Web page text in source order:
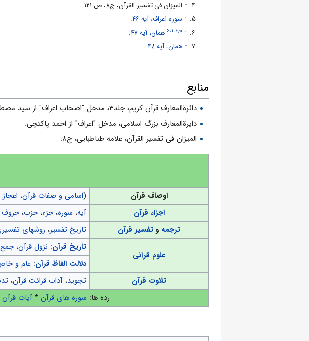
↑ المیزان فى تفسیر القرآن، ج‏۸، ص ۱۲۱
↑ سوره اعراف، آیه ۴۶.
↑۶٫۰ ۶٫۱
همان، آیه ۴۷.
↑ همان، آیه ۴۸.
منابع
دائرةالمعارف قرآن کریم، جلد۳، مدخل "اصحاب اعراف" از سید مصطفى اسدى.
دایرةالمعارف بزرگ اسلامی، مدخل "اعراف" از احمد پاکتچی.
المیزان فى تفسیر القرآن، علامه طباطبایی، ج‏۸.
اوصاف قرآن
(اسامی و صفات قرآن،
اجزاء قرآن
آیه، سوره،جزء،حزب،حروف
ترجمه و تفسیر قرآن تاریخ تفسیر، روشهای
علوم قرآنی
تاریخ قرآن: نزول قرآن،جمع
دلالت الفاظ قرآن: عام و
تلاوت قرآن
تجوید، آداب قرائت قرآن،
رده ها: سوره های قرآن * آیات قرآن